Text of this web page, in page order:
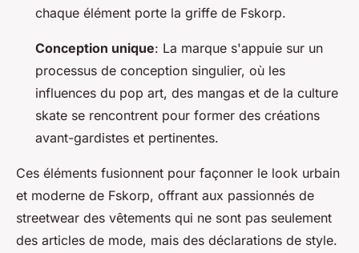
chaque élément porte la griffe de Fskorp.
Conception unique: La marque s'appuie sur un
processus de conception singulier, où les
influences du pop art, des mangas et de la culture
skate se rencontrent pour former des créations
avant-gardistes et pertinentes.
Ces éléments fusionnent pour façonner le look urbain
et moderne de Fskorp, offrant aux passionnés de
streetwear des vêtements qui ne sont pas seulement
des articles de mode, mais des déclarations de style.